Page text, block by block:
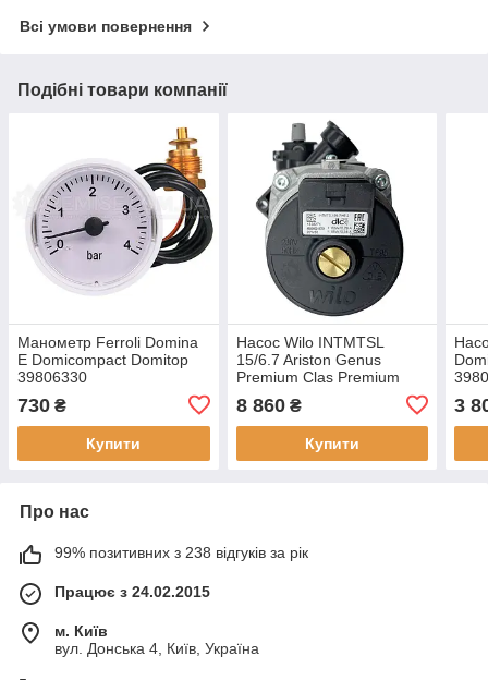
Всі умови повернення
Подібні товари компанії
Манометр Ferroli Domina
E Domicompact Domitop
39806330
730 ₴
Купити
Насос Wilo INTMTSL
15/6.7 Ariston Genus
Premium Clas Premium
8 860₴
Купити
3
Про нас
99% позитивних з 238 відгуків за рік
Працює з 24.02.2015
м. Київ
вул. Донська 4, Київ, Україна